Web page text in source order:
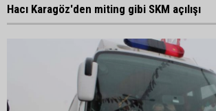
Hacı Karagöz'den miting gibi SKM açılışı